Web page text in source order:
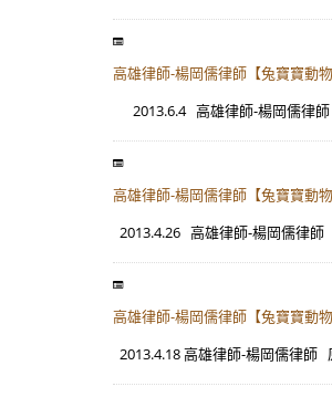
高雄律師-楊岡儒律師【兔寶寶動
2013.6.4 高雄律師-楊岡儒律
高雄律師-楊岡儒律師【兔寶寶動
2013.4.26 高雄律師-楊岡儒律
高雄律師-楊岡儒律師【兔寶寶動
2013.4.18 高雄律師-楊岡儒律師